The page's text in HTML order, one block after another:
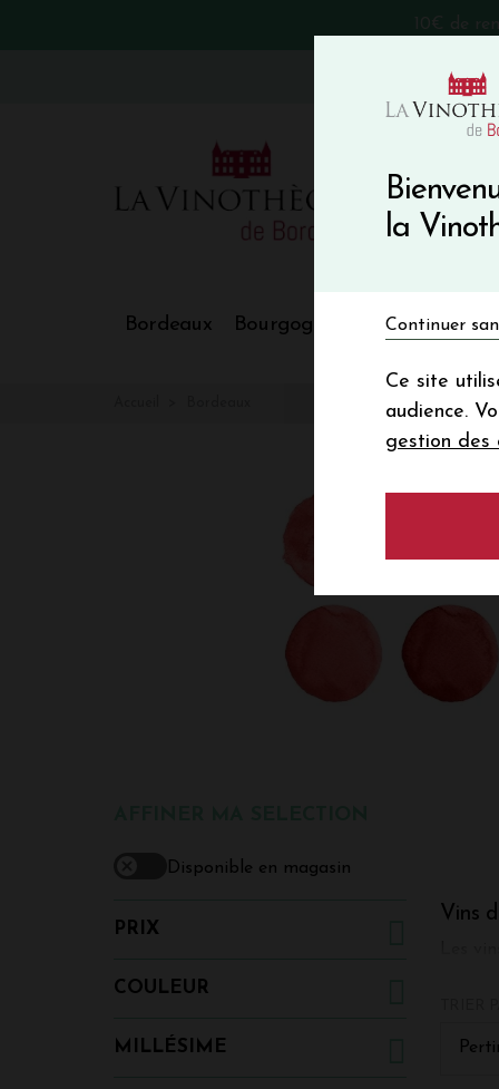
la
Continuer
Ce site
audience.
gestion des
VinoBlog
Bordeaux Bourgogne Nos Régions
Disponible en magasin
PRIX
COULEUR
MILLÉSIME
Vins